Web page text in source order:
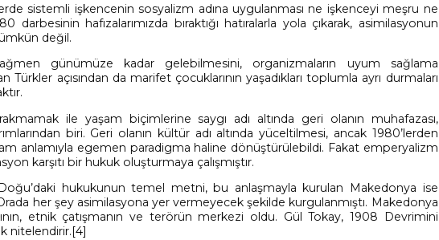
sistemli işkencenin sosyalizm adına uygulanması ne işkenceyi meşru ne
hafızalarımızda bıraktığı hatıralarla yola çıkarak, asimilasyonun
değil.
günümüze kadar gelebilmesini, organizmaların uyum sağlama
açısından da marifet çocuklarının yaşadıkları toplumla ayrı durmaları
ile yaşam biçimlerine saygı adı altında geri olanın muhafazası,
biri. Geri olanın kültür adı altında yüceltilmesi, ancak 1980’lerden
anlamıyla egemen paradigma haline dönüştürülebildi. Fakat emperyalizm
karşıtı bir hukuk oluşturmaya çalışmıştır.
hukukunun temel metni, bu anlaşmayla kurulan Makedonya ise
her şey asimilasyona yer vermeyecek şekilde kurgulanmıştı. Makedonya
etnik çatışmanın ve terörün merkezi oldu. Gül Tokay, 1908 Devrimini
nitelendirir.[4]